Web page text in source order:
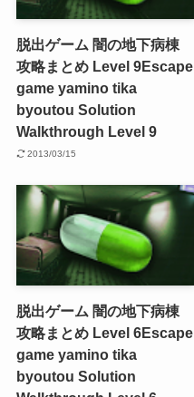
脱出ゲーム 闇の地下病棟
攻略まとめ Level 9Escape
game yamino tika
byoutou Solution
Walkthrough Level 9
2013/03/15
脱出ゲーム 闇の地下病棟
攻略まとめ Level 6Escape
game yamino tika
byoutou Solution